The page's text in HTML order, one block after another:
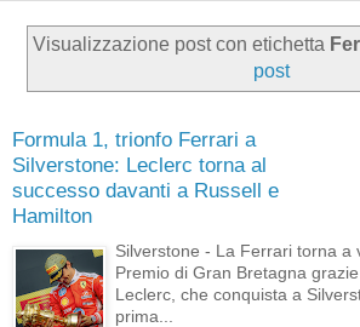
Visualizzazione post con etichetta
post
Formula 1, trionfo Ferrari a
Silverstone: Leclerc torna al
successo davanti a Russell e
Hamilton
Silverstone - La Ferrari torna a
Premio di Gran Bretagna
Leclerc, che conquista a
prima...